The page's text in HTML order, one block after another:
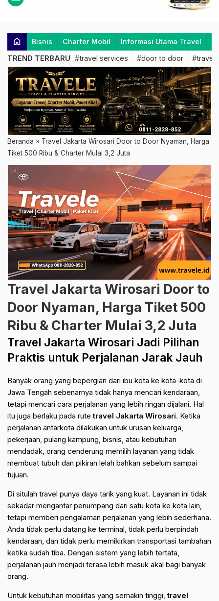
home Bisnis Charter Mobil Informasi Utama Travel
TREND TERBARU #travel services #door to door #travel
Beranda » Travel Jakarta Wirosari Door to Door Nyaman, Harga
Tiket 500 Ribu & Charter Mulai 3,2 Juta
Travel Jakarta Wirosari Door to
Door Nyaman, Harga Tiket 500
Ribu & Charter Mulai 3,2 Juta
Travel Jakarta Wirosari Jadi Pilihan
Praktis untuk Perjalanan Jarak Jauh
Banyak orang yang bepergian dari ibu kota ke kota-kota di
Jawa Tengah sebenarnya tidak hanya mencari kendaraan,
tetapi mencari cara perjalanan yang lebih ringan dijalani. Hal
itu juga berlaku pada rutetravel Jakarta Wirosari. Ketika
perjalanan antarkota dilakukan untuk urusan keluarga,
pekerjaan, pulang kampung, bisnis, atau kebutuhan
mendadak, orang cenderung memilih layanan yang tidak
membuat tubuh dan pikiran lelah bahkan sebelum sampai
tujuan.
Di situlah travel punya daya tarik yang kuat. Layanan ini tidak
sekadar mengantar penumpang dari satu kota ke kota lain,
tetapi memberi pengalaman perjalanan yang lebih sederhana.
Anda tidak perlu datang ke terminal, tidak perlu berpindah
kendaraan, dan tidak perlu memikirkan transportasi tambahan
ketika sudah tiba. Dengan sistem yang lebih tertata,
perjalanan jauh menjadi terasa lebih masuk akal bagi banyak
orang.
Untuk kebutuhan mobilitas yang semakin tinggi,travel